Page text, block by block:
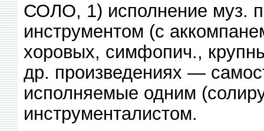
СОЛО, 1) исполнение муз.
инструментом (с
хоровых, симфопич.,
др. произведениях —
исполняемые одним
инструменталистом.